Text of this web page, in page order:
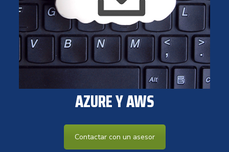
AZURE Y AWS
Contactar con un asesor